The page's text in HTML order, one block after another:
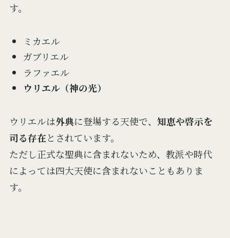
す。
ミカエル
ガブリエル
ラファエル
ウリエル（神の光）
ウリエルは外典に登場する天使で、 知恵や啓示を
司る存在とされています。
ただし正式な聖典に含まれないため、教派や時代
によっては四大天使に含まれないこともありま
す。